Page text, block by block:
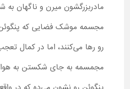
مادربزرگشون میرن و ناگهان به
مجسمه موشک فضایی که
رو رها می‌کنند، اما در کمال
مجمسمه به جای شکستن به هوا